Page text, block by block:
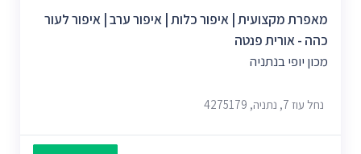
מאפרת מקצועית | איפור כלות | איפור ערב | איפור לעור
כהה - אורית פנטה
מכון יופי בנתניה
נחל עוז 7, נתניה, 4275179